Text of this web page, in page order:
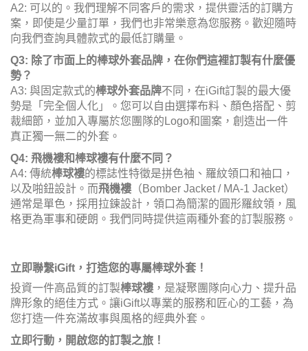
A2: 可以的。我們理解不同客戶的需求，提供靈活的訂購方
案，即使是少量訂單，我們也非常樂意為您服務。歡迎隨時
向我們查詢具體款式的最低訂購量。
Q3: 除了市面上的棒球外套品牌，在你們這裡訂製有什麼優
勢？
A3: 與固定款式的棒球外套品牌不同，在iGift訂製的最大優
勢是「完全個人化」。您可以自由選擇布料、顏色搭配、剪
裁細節，並加入專屬於您團隊的Logo和圖案，創造出一件
真正獨一無二的外套。
Q4: 飛機褸和棒球褸有什麼不同？
A4: 傳統棒球褸的標誌性特徵是拼色袖、羅紋領口和袖口，
以及啪鈕設計。而飛機褸 （Bomber Jacket / MA-1 Jacket）
通常是單色，採用拉鍊設計，領口為簡潔的圓形羅紋領，風
格更為軍事和硬朗。我們同時提供這兩種外套的訂製服務。
立即聯繫iGift，打造您的專屬棒球外套！
投資一件高品質的訂製棒球褸 ，是凝聚團隊向心力、提升品
牌形象的絕佳方式。讓iGift以專業的服務和匠心的工藝，為
您打造一件充滿故事與風格的經典外套。
立即行動，開啟您的訂製之旅！